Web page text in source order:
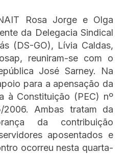
Rosa Jorge e Olga
da Delegacia Sindical
(DS-GO), Lívia Caldas,
reuniram-se com o
José Sarney. Na
para a apensação da
à Constituição (PEC) nº
Ambas tratam da
da contribuição
aposentados e
ocorreu nesta quarta-